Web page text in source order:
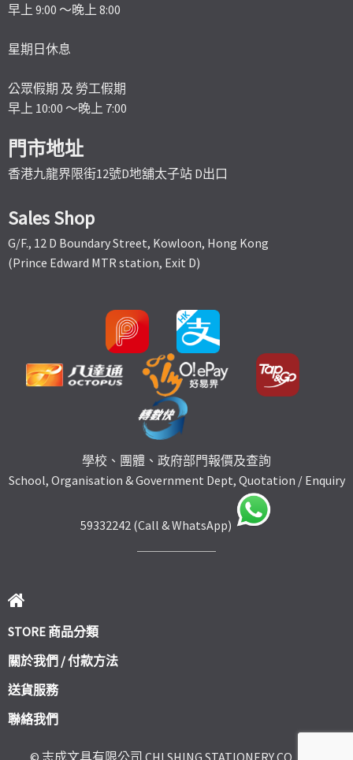
早上 9:00 ～晚上 8:00
星期日休息
公眾假期 及 勞工假期
早上 10:00 ～晚上 7:00
門市地址
香港九龍界限街12號D地舖太子站 D出口
Sales Shop
G/F., 12 D Boundary Street, Kowloon, Hong Kong
(Prince Edward MTR station, Exit D)
學校、團體、政府部門報價及查詢
School, Organisation & Government Dept, Quotation / Enquiry
59332242 (Call & WhatsApp)
STORE 商品分類
關於我們 / 付款方法
送貨服務
聯絡我們
© 志成文具有限公司 CHI SHING STATIONERY CO., LTD.